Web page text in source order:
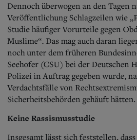
Dennoch überwogen an den Tagen
Veröffentlichung Schlagzeilen wie
Studie häufiger Vorurteile gegen
Muslime“. Das mag auch daran
noch unter dem früheren
Seehofer (CSU) bei der Deutschen
Polizei in Auftrag gegeben wurde,
Verdachtsfälle von
Sicherheitsbehörden gehäuft hätten.
Keine Rassismusstudie
Insgesamt lässt sich feststellen,